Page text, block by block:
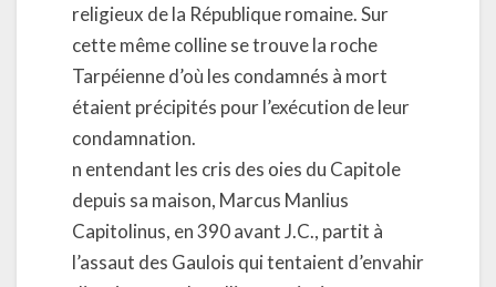
religieux de la République romaine. Sur
cette même colline se trouve la roche
Tarpéienne d’où les condamnés à mort
étaient précipités pour l’exécution de leur
condamnation.
n entendant les cris des oies du Capitole
depuis sa maison, Marcus Manlius
Capitolinus, en 390 avant J.C., partit à
l’assaut des Gaulois qui tentaient d’envahir